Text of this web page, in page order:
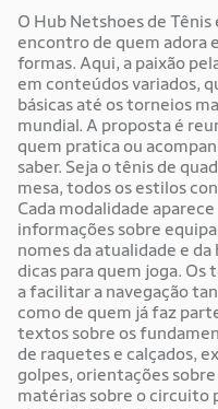
O Hub Netshoes de
encontro de quem adora
formas. Aqui, a paixão
em conteúdos variados,
básicas até os torneios
mundial. A proposta é
quem pratica ou
saber. Seja o tênis de
mesa, todos os estilos
Cada modalidade
informações sobre
nomes da atualidade e
dicas para quem joga. Os
a facilitar a navegação
como de quem já faz
textos sobre os
de raquetes e calçados,
golpes, orientações
matérias sobre o circuito